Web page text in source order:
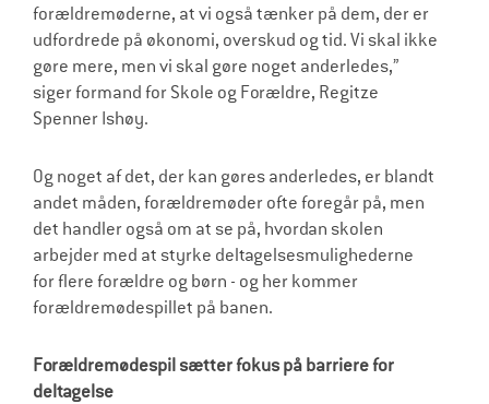
forældremøderne, at vi også tænker på dem, der er
udfordrede på økonomi, overskud og tid. Vi skal ikke
gøre mere, men vi skal gøre noget anderledes,”
siger formand for Skole og Forældre, Regitze
Spenner Ishøy.
Og noget af det, der kan gøres anderledes, er blandt
andet måden, forældremøder ofte foregår på, men
det handler også om at se på, hvordan skolen
arbejder med at styrke deltagelsesmulighederne
for flere forældre og børn - og her kommer
forældremødespillet på banen.
Forældremødespil sætter fokus på barriere for
deltagelse